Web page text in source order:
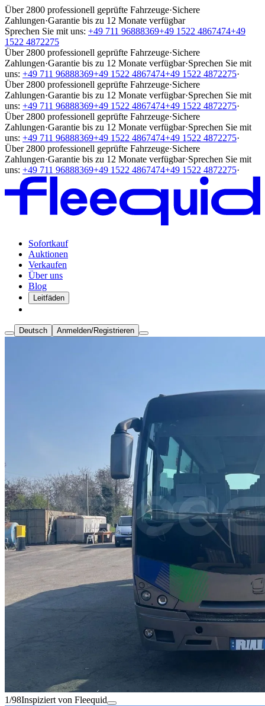
Über 2800 professionell geprüfte Fahrzeuge·Sichere
Zahlungen·Garantie bis zu 12 Monate verfügbar
Sprechen Sie mit uns: +49 711 96888369+49 1522 4867474+49
1522 4872275
Über 2800 professionell geprüfte Fahrzeuge·Sichere
Zahlungen·Garantie bis zu 12 Monate verfügbar·Sprechen Sie mit
uns: +49 711 96888369+49 1522 4867474+49 1522 4872275·
Über 2800 professionell geprüfte Fahrzeuge·Sichere
Zahlungen·Garantie bis zu 12 Monate verfügbar·Sprechen Sie mit
uns: +49 711 96888369+49 1522 4867474+49 1522 4872275·
Über 2800 professionell geprüfte Fahrzeuge·Sichere
Zahlungen·Garantie bis zu 12 Monate verfügbar·Sprechen Sie mit
uns: +49 711 96888369+49 1522 4867474+49 1522 4872275·
Über 2800 professionell geprüfte Fahrzeuge·Sichere
Zahlungen·Garantie bis zu 12 Monate verfügbar·Sprechen Sie mit
uns: +49 711 96888369+49 1522 4867474+49 1522 4872275·
Sofortkauf
Auktionen
Verkaufen
Über uns
Blog
Leitfäden
Deutsch Anmelden/Registrieren
1/98Inspiziert von Fleequid